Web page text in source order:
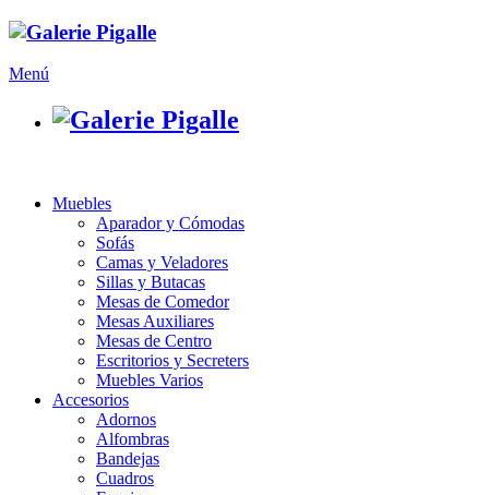
Menú
Muebles
Aparador y Cómodas
Sofás
Camas y Veladores
Sillas y Butacas
Mesas de Comedor
Mesas Auxiliares
Mesas de Centro
Escritorios y Secreters
Muebles Varios
Accesorios
Adornos
Alfombras
Bandejas
Cuadros